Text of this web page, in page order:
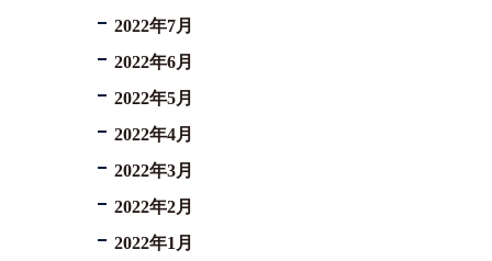
2022年7月
2022年6月
2022年5月
2022年4月
2022年3月
2022年2月
2022年1月